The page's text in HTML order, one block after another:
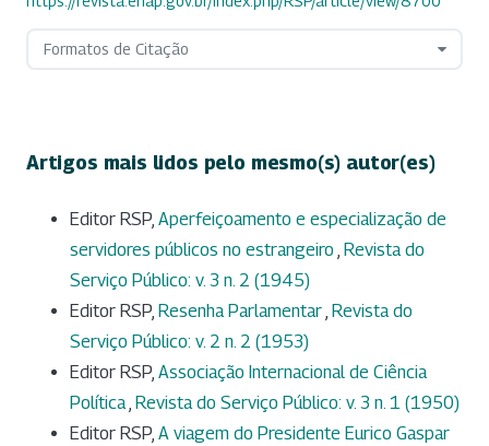
Formatos de Citação
Artigos mais lidos pelo mesmo(s) autor(es)
Editor RSP, Aperfeiçoamento e especialização de
servidores públicos no estrangeiro , Revista do
Serviço Público: v. 3 n. 2 (1945)
Editor RSP, Resenha Parlamentar, Revista do
Serviço Público: v. 2 n. 2 (1953)
Editor RSP, Associação Internacional de Ciência
Política, Revista do Serviço Público: v. 3 n. 1 (1950)
Editor RSP, A viagem do Presidente Eurico Gaspar